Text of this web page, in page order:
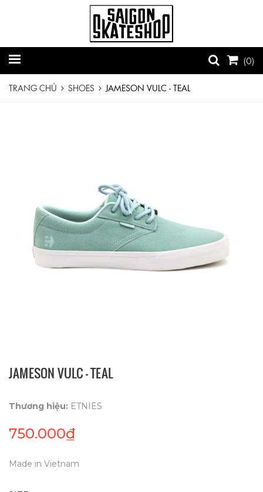
(0)
TRANG CHỦ SHOES JAMESON VULC - TEAL
JAMESON VULC - TEAL
Thương hiệu: ETNIES
750.000₫
Made in Vietnam